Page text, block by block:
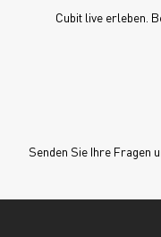
Cubit live erleben.
Senden Sie Ihre Fragen